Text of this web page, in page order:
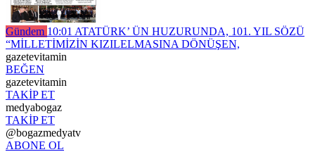
Gündem 10:01 ATATÜRK’ ÜN HUZURUNDA, 101. YIL SÖZÜ
“MİLLETİMİZİN KIZILELMASINA DÖNÜŞEN,
gazetevitamin
BEĞEN
gazetevitamin
TAKİP ET
medyabogaz
TAKİP ET
@bogazmedyatv
ABONE OL